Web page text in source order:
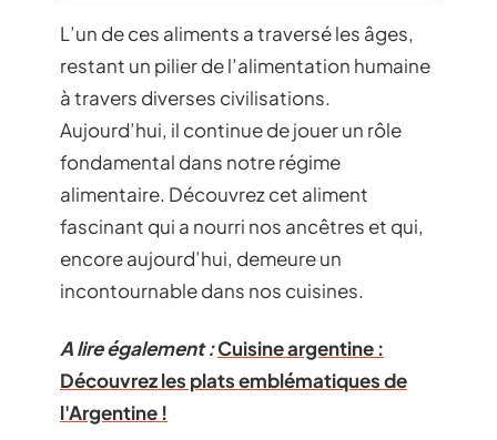
L’un de ces aliments a traversé les âges,
restant un pilier de l’alimentation humaine
à travers diverses civilisations.
Aujourd’hui, il continue de jouer un rôle
fondamental dans notre régime
alimentaire. Découvrez cet aliment
fascinant qui a nourri nos ancêtres et qui,
encore aujourd’hui, demeure un
incontournable dans nos cuisines.
A lire également :Cuisine argentine :
Découvrez les plats emblématiques de
l'Argentine !